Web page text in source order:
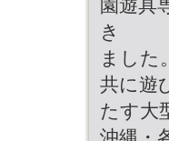
園遊具
き
ました
共に遊
たす大